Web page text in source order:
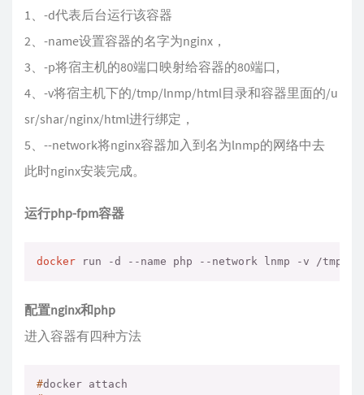
1、-d代表后台运行该容器
2、-name设置容器的名字为nginx，
3、-p将宿主机的80端口映射给容器的80端口,
4、-v将宿主机下的/tmp/lnmp/html目录和容器里面的/u
sr/shar/nginx/html进行绑定，
5、--network将nginx容器加入到名为lnmp的网络中去
此时nginx安装完成。
运行php-fpm容器
docker run -d --name php --network lnmp -v /tmp/
配置nginx和php
进入容器有四种方法
#docker attach